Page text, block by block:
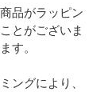
品がラッピン
とがございま
す。
ングにより、